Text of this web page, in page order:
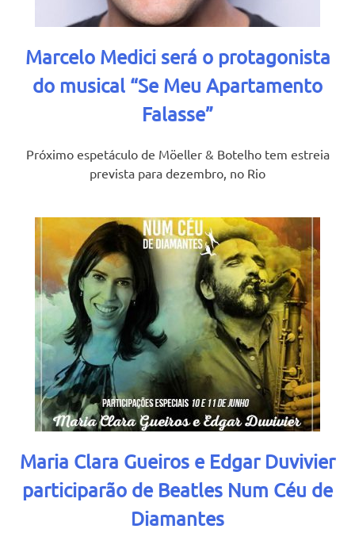
Marcelo Medici será o protagonista
do musical “Se Meu Apartamento
Falasse”
Próximo espetáculo de Möeller & Botelho tem estreia
prevista para dezembro, no Rio
Maria Clara Gueiros e Edgar Duvivier
participarão de Beatles Num Céu de
Diamantes